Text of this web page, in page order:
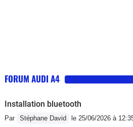
FORUM AUDI A4
Installation bluetooth
Par Stéphane David le 25/06/2026 à